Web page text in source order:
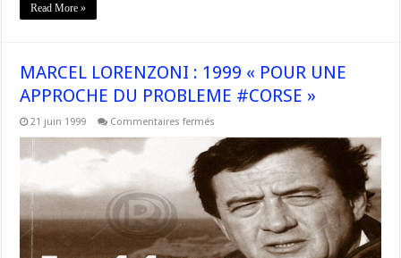
Read More »
MARCEL LORENZONI : 1999 « POUR UNE
APPROCHE DU PROBLEME #CORSE »
21 juin 1999 Commentaires fermés
LORENZONI
:
1999
« POUR
UNE
APPROCHE
DU
PROBLEME
#CORSE »